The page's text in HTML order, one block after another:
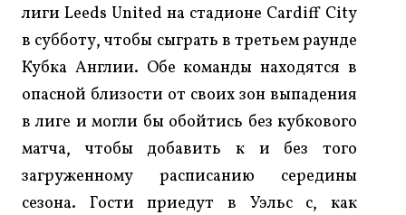
лиги Leeds United на стадионе Cardiff City
в субботу, чтобы сыграть в третьем раунде
Кубка Англии. Обе команды находятся в
опасной близости от своих зон выпадения
в лиге и могли бы обойтись без кубкового
матча, чтобы добавить к и без того
загруженному расписанию середины
сезона. Гости приедут в Уэльс с, как